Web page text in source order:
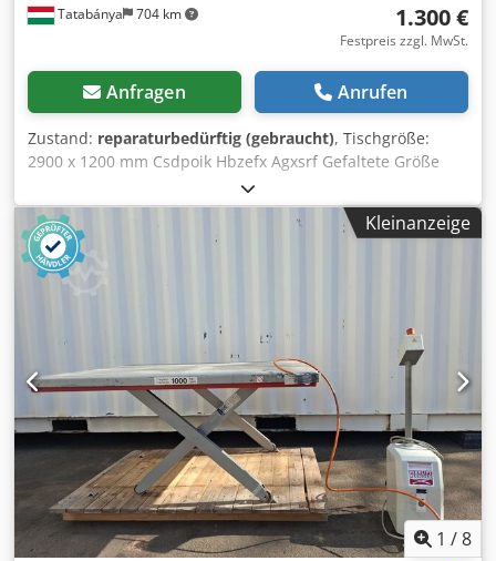
Tatabánya 704 km 1.300 €
Festpreis zzgl. MwSt.
Anfragen Anrufen
Zustand: reparaturbedürftig (gebraucht), Tischgröße:
2900 x 1200 mm Csdpoik Hbzefx Agxsrf Gefaltete Größe
(ohne Beine: )420 mm Geöffnete Größe: (ohne Beine): 1700
mm ohne hydraulik aggregat! Anzahl: 1 Stk Preis/Stk
Kleinanzeige
1 /8